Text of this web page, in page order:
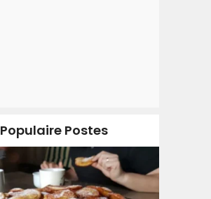
Populaire Postes